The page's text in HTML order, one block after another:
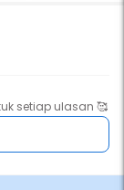
setiap ulasan 🥰